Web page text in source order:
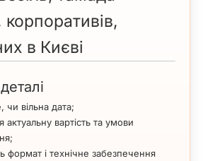
корпоративів,
в Києві
чи вільна дата;
актуальну вартість та умови
формат і технічне забезпечення